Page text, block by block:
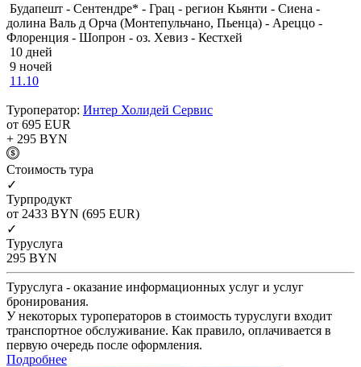
Будапешт - Сентендре* - Грац - регион Кьянти - Сиена -
долина Валь д Орча (Монтепульчано, Пьенца) - Ареццо -
Флоренция - Шопрон - оз. Хевиз - Кестхей
10 дней
9 ночей
11.10
Туроператор: Интер Холидей Сервис
от 695 EUR
+ 295 BYN
Cтоимость тура
✓
Турпродукт
от 2433 BYN (695 EUR)
✓
Туруслуга
295 BYN
Туруслуга - оказание информационных услуг и услуг
бронирования.
У некоторых туроператоров в стоимость туруслуги входит
транспортное обслуживание. Как правило, оплачивается в
первую очередь после оформления.
Подробнее